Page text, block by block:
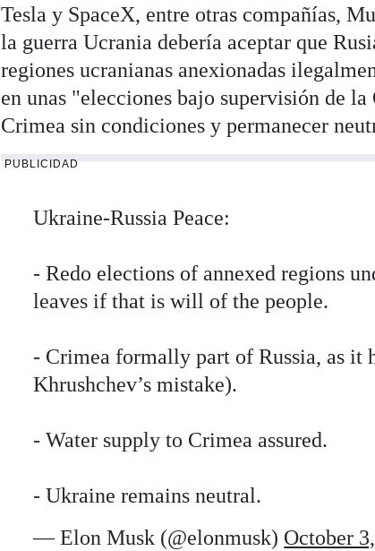
Tesla y SpaceX, entre otras compañías,
la guerra Ucrania debería aceptar que
regiones ucranianas anexionadas
en unas "elecciones bajo supervisión de
Crimea sin condiciones y permanecer
PUBLICIDAD
Ukraine-Russia Peace:
- Redo elections of annexed regions
leaves if that is will of the people.
- Crimea formally part of Russia, as it
Khrushchev’s mistake).
- Water supply to Crimea assured.
- Ukraine remains neutral.
— Elon Musk (@elonmusk) October